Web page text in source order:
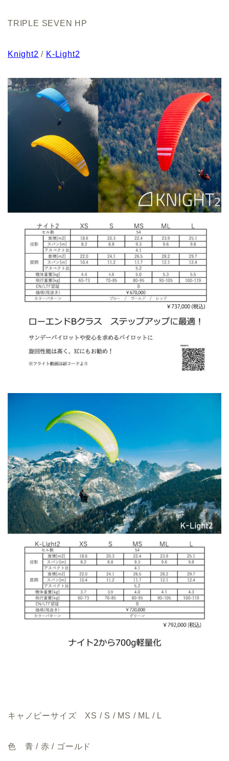
TRIPLE SEVEN HP
Knight2 / K-Light2
キャノピーサイズ XS / S / MS / ML / L
色 青 / 赤 / ゴールド